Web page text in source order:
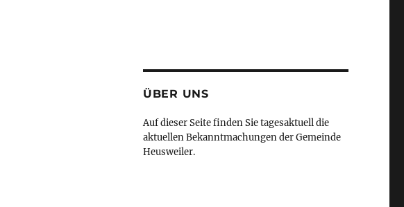
ÜBER UNS
Auf dieser Seite finden Sie tagesaktuell die
aktuellen Bekanntmachungen der Gemeinde
Heusweiler.